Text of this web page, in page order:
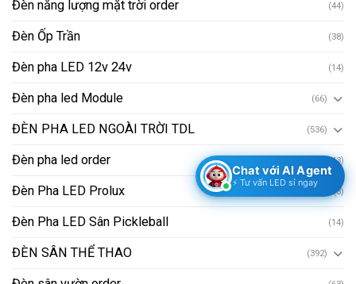
Đèn năng lượng mặt trời order (44)
Đèn Ốp Trần (38)
Đèn pha LED 12v 24v (14)
Đèn pha led Module (66)
ĐÈN PHA LED NGOÀI TRỜI TDL (536)
Đèn pha led order (143)
Đèn Pha LED Prolux (8)
Đèn Pha LED Sân Pickleball (14)
ĐÈN SÂN THỂ THAO (392)
Chat với AI Agent
⚡ Tư vấn LED sỉ ngay